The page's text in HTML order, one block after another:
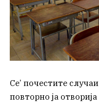
Се’ почестите
повторно ја